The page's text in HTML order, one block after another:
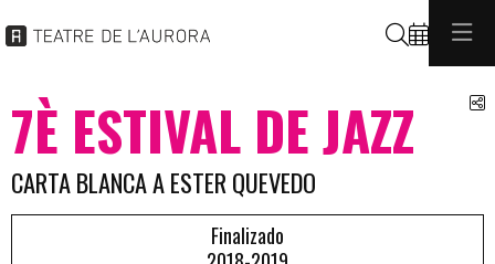
Buscar
7È ESTIVAL DE JAZZ
CARTA BLANCA A ESTER QUEVEDO
Finalizado